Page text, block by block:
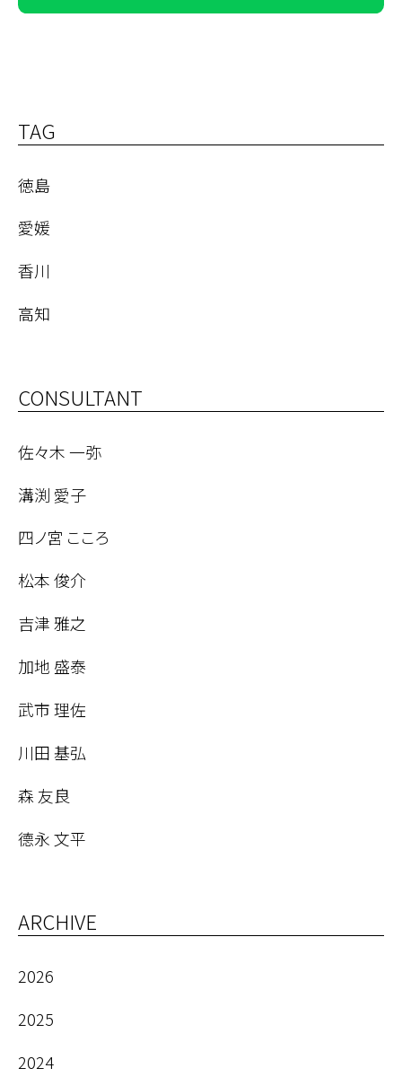
TAG
徳島
愛媛
香川
高知
CONSULTANT
佐々木 一弥
溝渕 愛子
四ノ宮 こころ
松本 俊介
吉津 雅之
加地 盛泰
武市 理佐
川田 基弘
森 友良
德永 文平
ARCHIVE
2026
2025
2024